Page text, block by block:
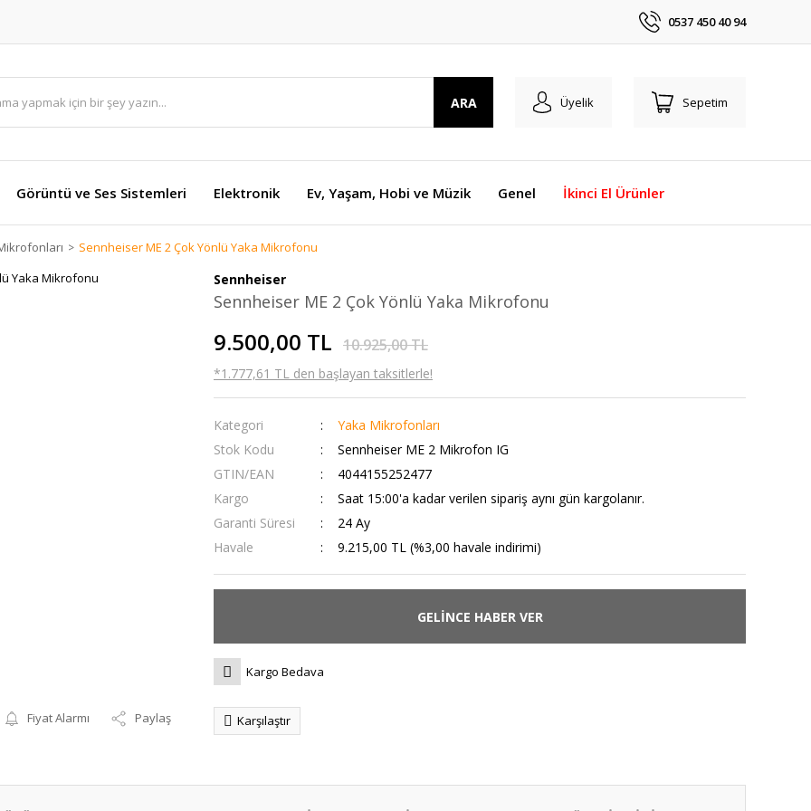
0537 450 40 94
ARA Üyelik Sepetim
Görüntü ve Ses Sistemleri Elektronik Ev, Yaşam, Hobi ve Müzik Genel İkinci El Ürünler
Sennheiser ME 2 Çok Yönlü Yaka Mikrofonu
Fiyat Alarmı Paylaş
Sennheiser
Sennheiser ME 2 Çok Yönlü Yaka Mikrofonu
9.500,00 TL 10.925,00 TL
*1.777,61 TL den başlayan taksitlerle!
Kategori
Yaka Mikrofonları
Stok Kodu
Sennheiser ME 2 Mikrofon IG
GTIN/EAN
4044155252477
Kargo
Saat 15:00'a kadar verilen sipariş aynı gün kargolanır.
Garanti Süresi
24 Ay
Havale
9.215,00 TL (%3,00 havale indirimi)
GELİNCE HABER VER
Kargo Bedava
Karşılaştır